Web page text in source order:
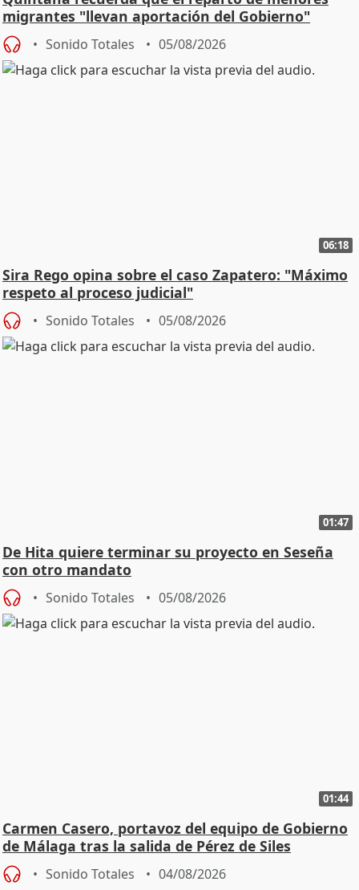
migrantes "llevan aportación del Gobierno"
central
Sonido Totales 05/08/2026
06:18
Sira Rego opina sobre el caso Zapatero: "Máximo
respeto al proceso judicial"
Sonido Totales 05/08/2026
01:47
De Hita quiere terminar su proyecto en Seseña
con otro mandato
Sonido Totales 05/08/2026
01:44
Carmen Casero, portavoz del equipo de Gobierno
de Málaga tras la salida de Pérez de Siles
Sonido Totales 04/08/2026